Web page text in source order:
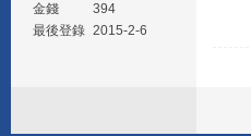
金錢
394
最後登錄 2015-2-6